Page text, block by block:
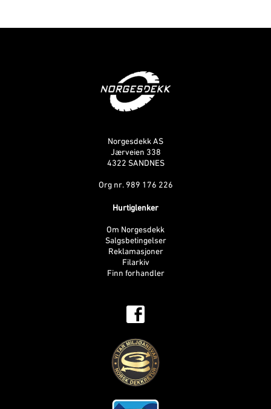
Norgesdekk AS
Jærveien 338
4322 SANDNES
Org nr. 989 176 226
Hurtiglenker
Om Norgesdekk
Salgsbetingelser
Reklamasjoner
Filarkiv
Finn forhandler